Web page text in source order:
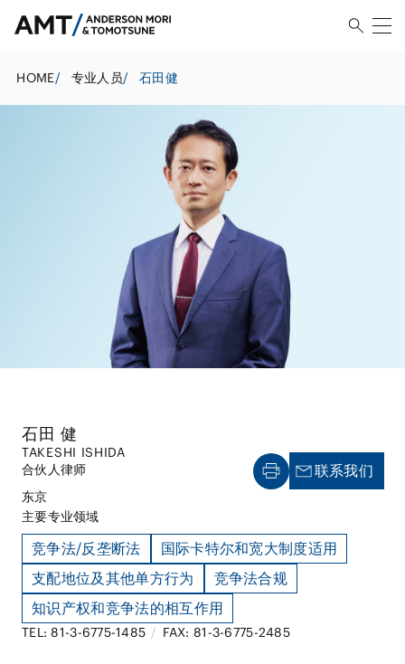
HOME/ 专业人员/ 石田健
石田 健
TAKESHI ISHIDA
合伙人律师
东京
主要专业领域
竞争法/反垄断法
国际卡特尔和宽大制度适用
支配地位及其他单方行为
竞争法合规
知识产权和竞争法的相互作用
TEL: 81-3-6775-1485 / FAX: 81-3-6775-2485
联系我们